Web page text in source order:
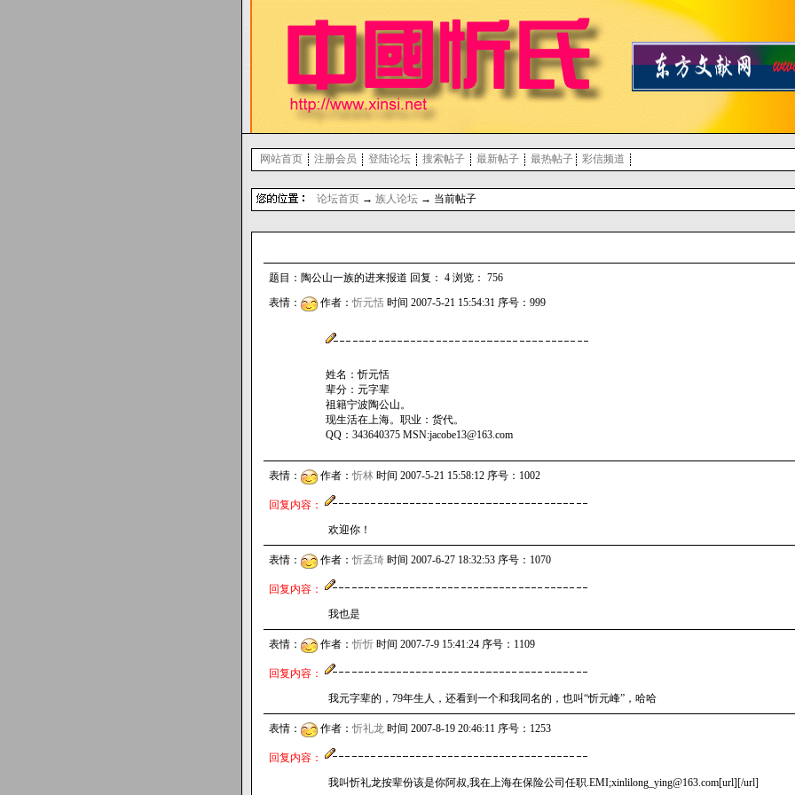
网站首页 注册会员 登陆论坛 搜索帖子 最新帖子 最热帖子 彩信频道
论坛首页 → 族人论坛 → 当前帖子
题目：陶公山一族的进来报道 回复： 4 浏览： 756
表情： 作者：忻元恬 时间 2007-5-21 15:54:31 序号：999
姓名：忻元恬
辈分：元字辈
祖籍宁波陶公山。
现生活在上海。职业：货代。
QQ：343640375 MSN:jacobe13@163.com
表情： 作者：忻林 时间 2007-5-21 15:58:12 序号：1002
回复内容：
欢迎你！
表情： 作者：忻孟琦 时间 2007-6-27 18:32:53 序号：1070
回复内容：
我也是
表情： 作者：忻忻 时间 2007-7-9 15:41:24 序号：1109
回复内容：
我元字辈的，79年生人，还看到一个和我同名的，也叫“忻元峰”，哈哈
表情： 作者：忻礼龙 时间 2007-8-19 20:46:11 序号：1253
回复内容：
我叫忻礼龙按辈份该是你阿叔,我在上海在保险公司任职.EMI;xinlilong_ying@163.com[url][/url]